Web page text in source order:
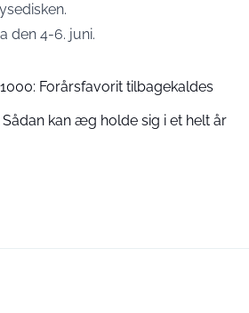
den 4-6. juni.
Forårsfavorit tilbagekaldes
kan æg holde sig i et helt år